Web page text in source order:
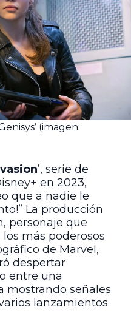
(imagen:
’, serie de
en 2023,
que a nadie le
La producción
personaje que
más poderosos
de Marvel,
despertar
entre una
mostrando señales
lanzamientos